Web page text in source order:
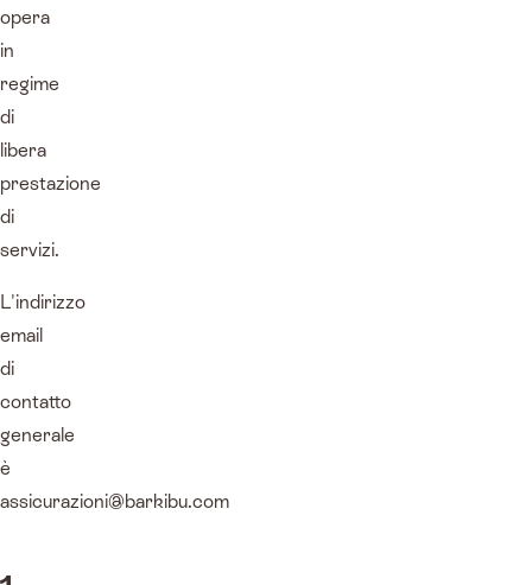
opera
in
regime
di
libera
prestazione
di
servizi.
L'indirizzo
email
di
contatto
generale
è
assicurazioni@barkibu.com